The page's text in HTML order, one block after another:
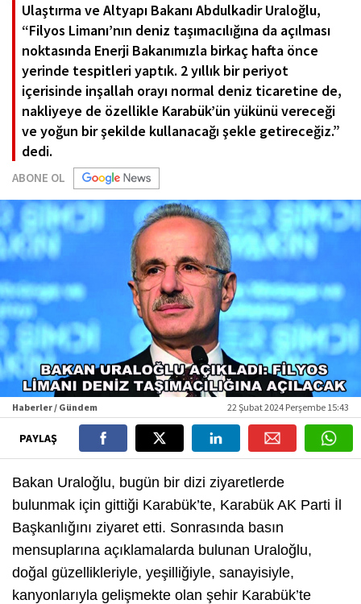
Ulaştırma ve Altyapı Bakanı Abdulkadir Uraloğlu,
“Filyos Limanı’nın deniz taşımacılığına da açılması
noktasında Enerji Bakanımızla birkaç hafta önce
yerinde tespitleri yaptık. 2 yıllık bir periyot
içerisinde inşallah orayı normal deniz ticaretine de,
nakliyeye de özellikle Karabük’ün yükünü vereceği
ve yoğun bir şekilde kullanacağı şekle getireceğiz.”
dedi.
ABONE OL
Haberler / Gündem 22 Şubat 2024 Perşembe 15:43
PAYLAŞ
Bakan Uraloğlu, bugün bir dizi ziyaretlerde
bulunmak için gittiği Karabük’te, Karabük AK Parti İl
Başkanlığını ziyaret etti. Sonrasında basın
mensuplarına açıklamalarda bulunan Uraloğlu,
doğal güzellikleriyle, yeşilliğiyle, sanayisiyle,
kanyonlarıyla gelişmekte olan şehir Karabük’te